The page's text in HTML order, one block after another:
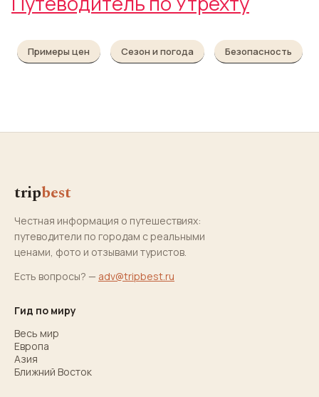
Примеры цен Сезон и погода Безопасность
tripbest
Честная информация о путешествиях:
путеводители по городам с реальными
ценами, фото и отзывами туристов.
Есть вопросы? — adv@tripbest.ru
Гид по миру
Весь мир
Европа
Азия
Ближний Восток